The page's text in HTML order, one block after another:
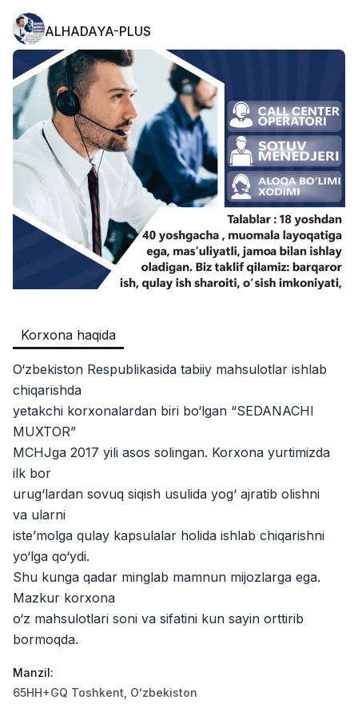
Safia
Restaurants and Fast Food,Trade and
Retail
Ish o‘rinlari:511
B&B
Restaurants and Fast Food
Ish o‘rinlari:351
Oqtepa Lavash
Restaurants and Fast Food
Ish o‘rinlari:202
Burger King Uzb
Hotels and Tourism,Boshqa
Ish o‘rinlari:50
Boshqa
Zahratun
Trade and Retail
Ish o‘rinlari:40
Balton
Trade and Retail
Education and Training
Uyda
Trade and Retail
Ish o‘rinlari:
M COSMETIC Ish o‘rinlari
RDB GROUP
Manufacturing and Factories
Restaurants and Fast Food
ALHADAYA-PLUS
Korxona haqida
O‘zbekiston Respublikasida tabiiy mahsulotlar ishlab
chiqarishda
yetakchi korxonalardan biri bo‘lgan “SEDANACHI
MUXTOR”
MCHJga 2017 yili asos solingan. Korxona yurtimizda
ilk bor
urug‘lardan sovuq siqish usulida yog‘ ajratib olishni
va ularni
iste’molga qulay kapsulalar holida ishlab chiqarishni
yo‘lga qo‘ydi.
Shu kunga qadar minglab mamnun mijozlarga ega.
Mazkur korxona
o‘z mahsulotlari soni va sifatini kun sayin orttirib
bormoqda.
Manzil:
65HH+GQ Тоshkent, Oʻzbekiston
Vakansiyalar Sohalar